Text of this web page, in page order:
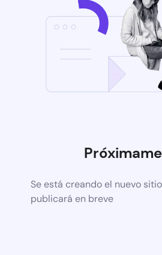
Se está creando el nuevo
publicará en breve